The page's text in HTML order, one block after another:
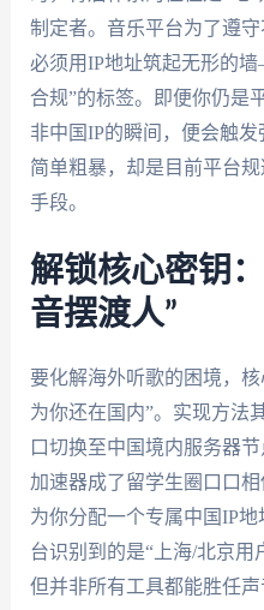
制定者。音乐平台为了遵守
必须用IP地址筑起无形的
合规”的标签。即便你仍是
非中国IP的瞬间，便会触
简单粗暴，却是目前平台
手段。
解锁核心密钥
音摆渡人”
要化解海外听歌的困境，
为你还在国内”。实现方法
口切换至中国境内服务器
加速器成了留学生圈口口
为你分配一个专属中国IP
台识别到的是“上海/北京用
但并非所有工具都能胜任